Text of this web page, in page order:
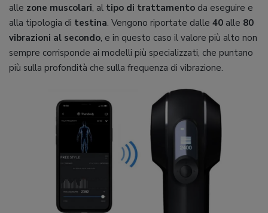
alle zone muscolari, al tipo di trattamento da eseguire e
alla tipologia di testina. Vengono riportate dalle 40 alle 80
vibrazioni al secondo, e in questo caso il valore più alto non
sempre corrisponde ai modelli più specializzati, che puntano
più sulla profondità che sulla frequenza di vibrazione.